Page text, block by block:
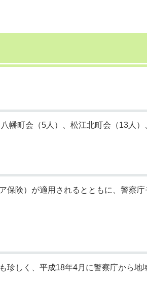
幡町会（5人）、松江北町会（13人
保険）が適用されるとともに、警察
珍しく、平成18年4月に警察庁から